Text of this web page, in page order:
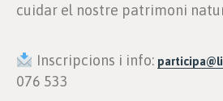
cuidar el nostre patrimoni
Inscripcions i info:
076 533